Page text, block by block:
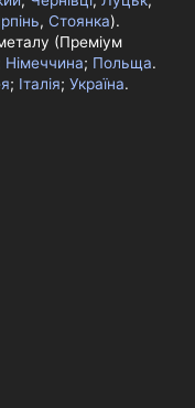
, Стоянка).
(Преміум
Німеччина; Польща.
; Італія; Україна.